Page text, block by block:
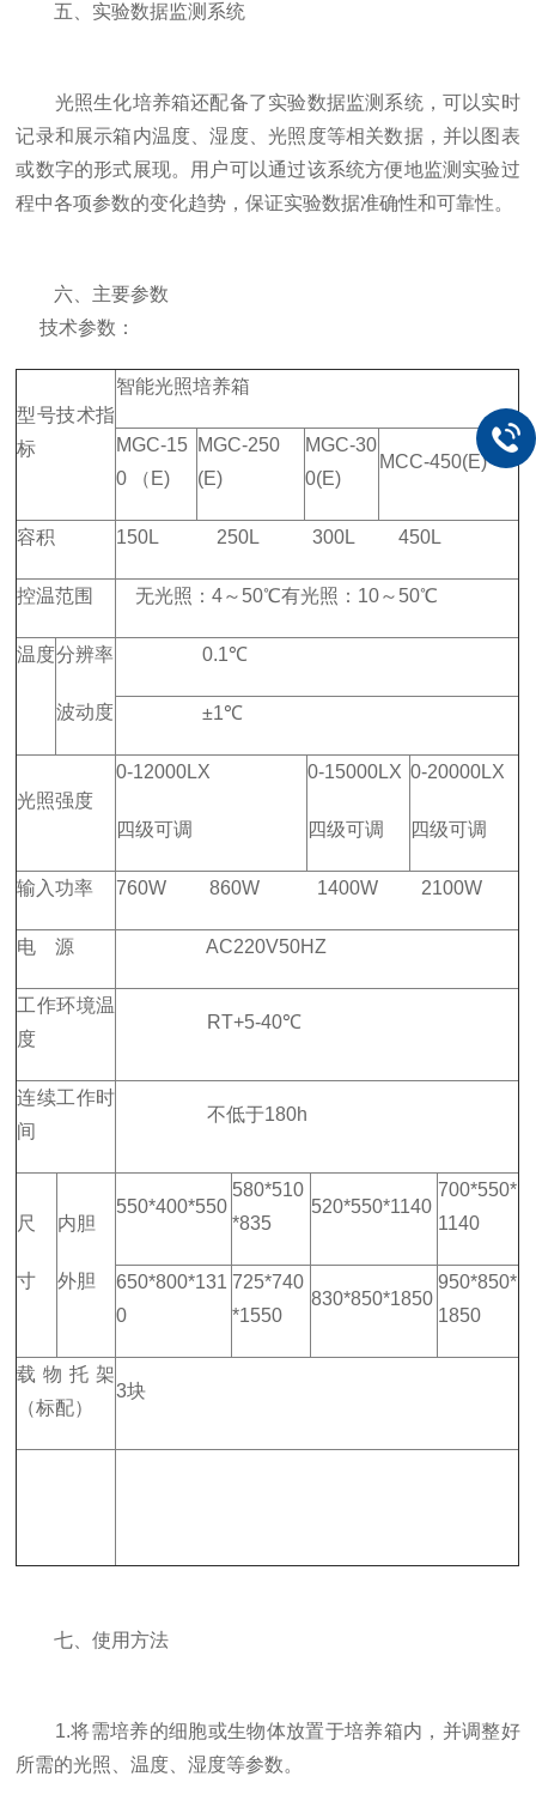
五、实验数据监测系统
光照生化培养箱还配备了实验数据监测系统，可以实时
记录和展示箱内温度、湿度、光照度等相关数据，并以图表
或数字的形式展现。用户可以通过该系统方便地监测实验过
程中各项参数的变化趋势，保证实验数据准确性和可靠性。
六、主要参数
技术参数：
型号技术指
标
智能光照培养箱
MGC-15
0 （E)
MGC-250
(E)
MGC-30
0(E)
MCC-450(E)
容积 150L 250L 300L 450L
控温范围 无光照：4～50℃有光照：10～50℃
温度分辨率
波动度
0.1℃
±1℃
光照强度
0-12000LX
四级可调
0-15000LX
四级可调
0-20000LX
四级可调
输入功率 760W 860W 1400W 2100W
电 源 AC220V50HZ
工作环境温
度
RT+5-40℃
连续工作时
间
不低于180h
尺
寸
内胆
外胆
550*400*550
580*510
*835
520*550*1140
700*550*
1140
650*800*131
0
725*740
*1550
830*850*1850
950*850*
1850
载物托架
（标配）
3块
七、使用方法
1.将需培养的细胞或生物体放置于培养箱内，并调整好
所需的光照、温度、湿度等参数。